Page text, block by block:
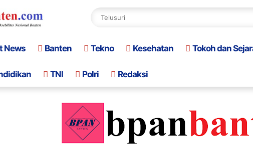
News Banten Tekno Kesehatan Tokoh dan
TNI Polri Redaksi